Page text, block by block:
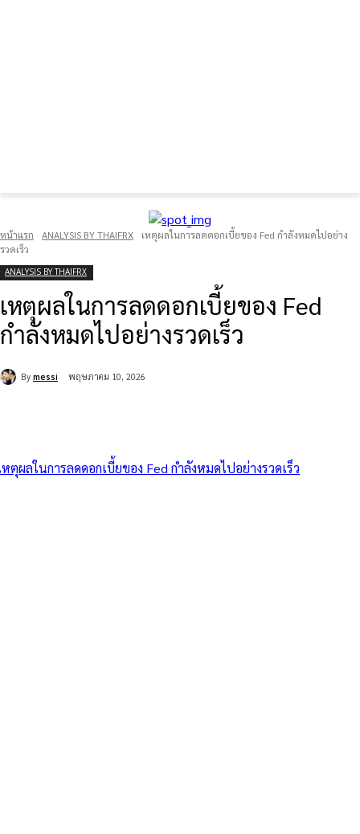
หน้าแรก ANALYSIS BY THAIFRX
เหตุผลในการลดดอกเบี้ยของ Fed กำลังหมดไปอย่าง
รวดเร็ว
ANALYSIS BY THAIFRX
เหตุผลในการลดดอกเบี้ยของ Fed
กำลังหมดไปอย่างรวดเร็ว
By messi พฤษภาคม 10, 2026